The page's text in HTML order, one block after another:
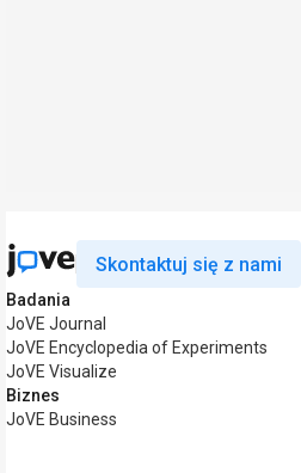
Skontaktuj się z nami
Badania
JoVE Journal
JoVE Encyclopedia of Experiments
JoVE Visualize
Biznes
JoVE Business